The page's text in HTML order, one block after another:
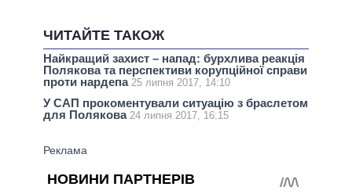
ЧИТАЙТЕ ТАКОЖ
Найкращий захист – напад: бурхлива реакція
Полякова та перспективи корупційної справи
проти нардепа 25 липня 2017, 14:10
У САП прокоментували ситуацію з браслетом
для Полякова 24 липня 2017, 16:15